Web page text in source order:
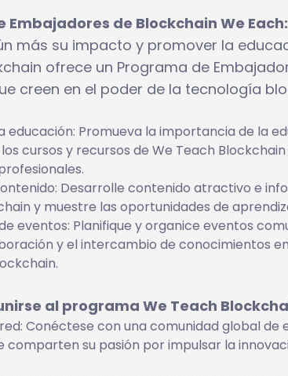
Embajadores de Blockchain We Each:
más su impacto y promover la
ofrece un Programa de
creen en el poder de la tecnología
educación: Promueva la importancia de la
cursos y recursos de We Teach
Desarrolle contenido atractivo e
y muestre las oportunidades de
eventos: Planifique y organice eventos
y el intercambio de conocimientos
al programa We Teach
Conéctese con una comunidad global
comparten su pasión por impulsar la